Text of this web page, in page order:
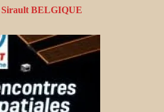
Sirault BELGIQUE